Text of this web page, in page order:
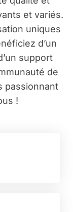
et variés.
uniques
d’un
support
de
passionnant
!